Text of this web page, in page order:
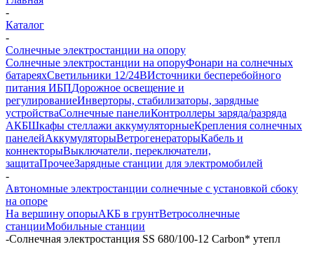
-
Каталог
-
Солнечные электростанции на опору
Солнечные электростанции на опоруФонари на солнечных
батареяхСветильники 12/24ВИсточники бесперебойного
питания ИБПДорожное освещение и
регулированиеИнверторы, стабилизаторы, зарядные
устройстваСолнечные панелиКонтроллеры заряда/разряда
АКБШкафы стеллажи аккумуляторныеКрепления солнечных
панелейАккумуляторыВетрогенераторыКабель и
коннекторыВыключатели, переключатели,
защитаПрочееЗарядные станции для электромобилей
-
Автономные электростанции солнечные с установкой сбоку
на опоре
На вершину опорыАКБ в грунтВетросолнечные
станцииМобильные станции
-Солнечная электростанция SS 680/100-12 Carbon* утепл